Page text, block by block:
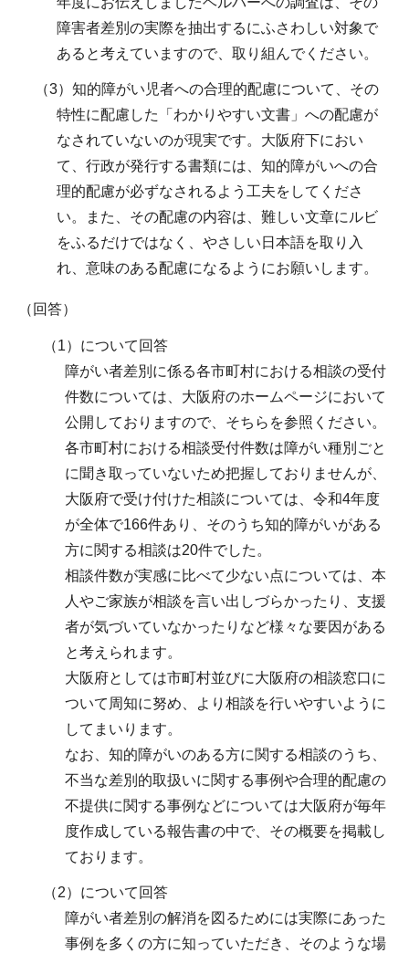
障害者差別の実際を抽出するにふさわしい対象で
あると考えていますので、取り組んでください。
（3）知的障がい児者への合理的配慮について、その
特性に配慮した「わかりやすい文書」への配慮が
なされていないのが現実です。大阪府下におい
て、行政が発行する書類には、知的障がいへの合
理的配慮が必ずなされるよう工夫をしてくださ
い。また、その配慮の内容は、難しい文章にルビ
をふるだけではなく、やさしい日本語を取り入
れ、意味のある配慮になるようにお願いします。
（回答）
（1）について回答
障がい者差別に係る各市町村における相談の受付
件数については、大阪府のホームページにおいて
公開しておりますので、そちらを参照ください。
各市町村における相談受付件数は障がい種別ごと
に聞き取っていないため把握しておりませんが、
大阪府で受け付けた相談については、令和4年度
が全体で166件あり、そのうち知的障がいがある
方に関する相談は20件でした。
相談件数が実感に比べて少ない点については、本
人やご家族が相談を言い出しづらかったり、支援
者が気づいていなかったりなど様々な要因がある
と考えられます。
大阪府としては市町村並びに大阪府の相談窓口に
ついて周知に努め、より相談を行いやすいように
してまいります。
なお、知的障がいのある方に関する相談のうち、
不当な差別的取扱いに関する事例や合理的配慮の
不提供に関する事例などについては大阪府が毎年
度作成している報告書の中で、その概要を掲載し
ております。
（2）について回答
障がい者差別の解消を図るためには実際にあった
事例を多くの方に知っていただき、そのような場